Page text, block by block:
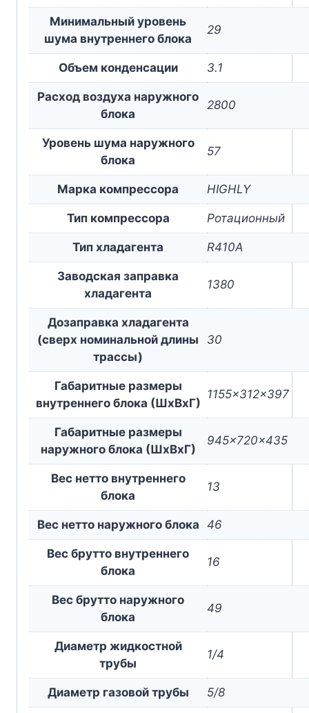
Минимальный уровень
шума внутреннего блока
29
Объем конденсации 3.1
Расход воздуха наружного
блока
2800
Уровень шума наружного
блока
57
Марка компрессора HIGHLY
Тип компрессора Ротационный
Тип хладагента R410A
Заводская заправка
хладагента
1380
Дозаправка хладагента
(сверх номинальной длины
трассы)
30
Габаритные размеры
внутреннего блока (ШxВxГ)
1155x312x397
Габаритные размеры
наружного блока (ШxВxГ)
945x720x435
Вес нетто внутреннего
блока
13
Вес нетто наружного блока 46
Вес брутто внутреннего
блока
16
Вес брутто наружного
блока
49
Диаметр жидкостной
трубы
1/4
Диаметр газовой трубы 5/8